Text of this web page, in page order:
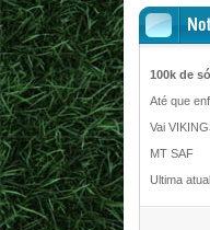
100k de
Até que
Vai
MT SAF
Ultima